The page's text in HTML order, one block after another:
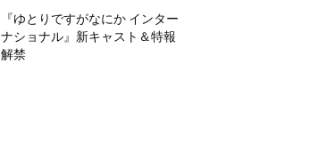
『ゆとりですがなにか インター
ナショナル』新キャスト＆特報
解禁